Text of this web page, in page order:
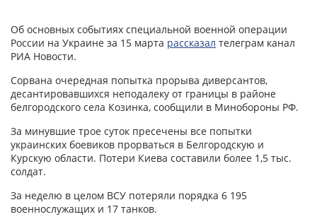
Об основных событиях специальной военной операции
России на Украине за 15 марта рассказал телеграм канал
РИА Новости.
Сорвана очередная попытка прорыва диверсантов,
десантировавшихся неподалеку от границы в районе
белгородского села Козинка, сообщили в Минобороны РФ.
За минувшие трое суток пресечены все попытки
украинских боевиков прорваться в Белгородскую и
Курскую области. Потери Киева составили более 1,5 тыс.
солдат.
За неделю в целом ВСУ потеряли порядка 6 195
военнослужащих и 17 танков.